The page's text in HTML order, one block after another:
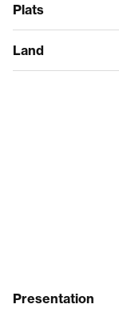
Plats
Land
Presentation